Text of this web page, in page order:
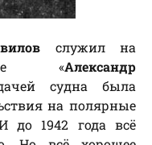
служил на
«Александр
судна была
на полярные
до 1942 года всё